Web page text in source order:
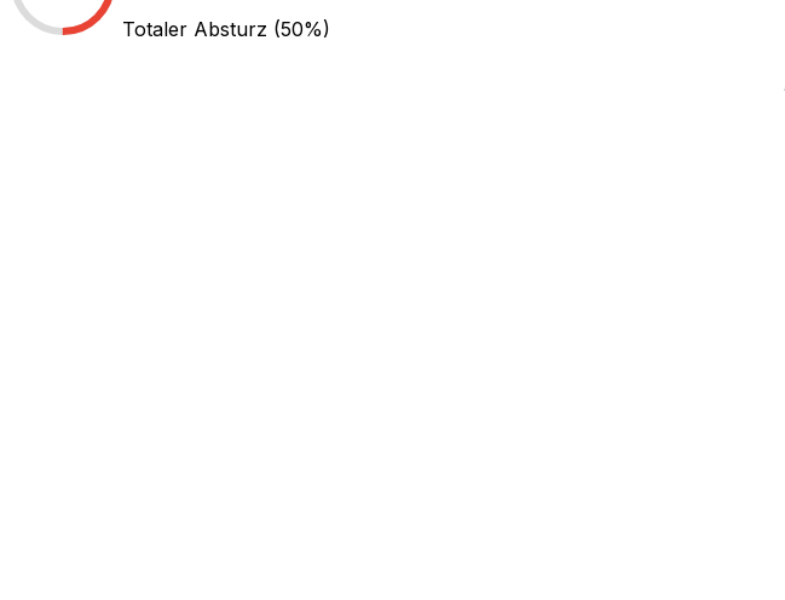
Totaler Absturz (50%)